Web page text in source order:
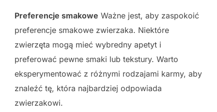
Preferencje smakowe Ważne jest, aby zaspokoić
preferencje smakowe zwierzaka. Niektóre
zwierzęta mogą mieć wybredny apetyt i
preferować pewne smaki lub tekstury. Warto
eksperymentować z różnymi rodzajami karmy, aby
znaleźć tę, która najbardziej odpowiada
zwierzakowi.